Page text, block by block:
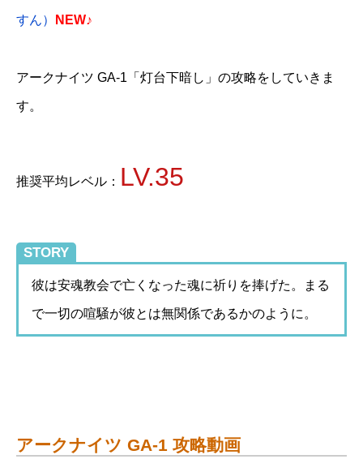
すん） NEW♪
アークナイツ GA-1「灯台下暗し」の攻略をしていきま
す。
推奨平均レベル： LV.35
STORY
彼は安魂教会で亡くなった魂に祈りを捧げた。まる
で一切の喧騒が彼とは無関係であるかのように。
アークナイツ GA-1 攻略動画